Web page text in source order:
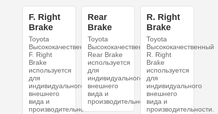
F. Right
Brake
Toyota
Высококачественный
F. Right
Brake
используется
для
индивидуального
внешнего
вида и
производительности.
Rear
Brake
Toyota
Высококачественный
Rear Brake
используется
для
индивидуального
внешнего
вида и
производительности.
R. Right
Brake
Toyota
Высококачественный
R. Right
Brake
используется
для
индивидуального
внешнего
вида и
производительности.